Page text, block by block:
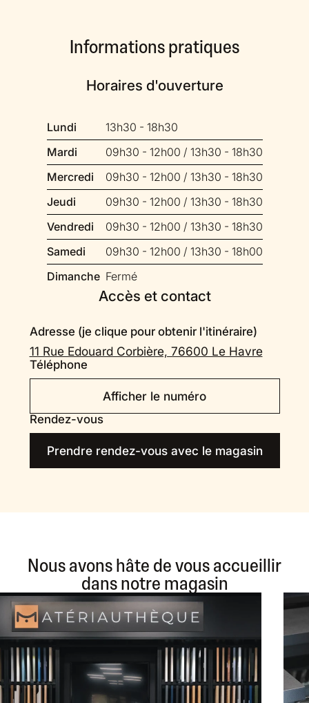
Informations pratiques
Horaires d'ouverture
Lundi
13h30 - 18h30
Mardi
09h30 - 12h00 / 13h30 - 18h30
Mercredi
09h30 - 12h00 / 13h30 - 18h30
Jeudi
09h30 - 12h00 / 13h30 - 18h30
Vendredi
09h30 - 12h00 / 13h30 - 18h30
Samedi
09h30 - 12h00 / 13h30 - 18h00
Dimanche Fermé
Accès et contact
Adresse (je clique pour obtenir l'itinéraire)
11 Rue Edouard Corbière, 76600 Le Havre
Téléphone
Afficher le numéro
Rendez-vous
Prendre rendez-vous avec le magasin
Nous avons hâte de vous accueillir
dans notre magasin